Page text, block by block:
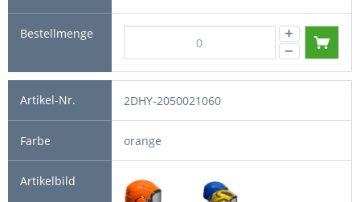
2DHY-2050021060
orange